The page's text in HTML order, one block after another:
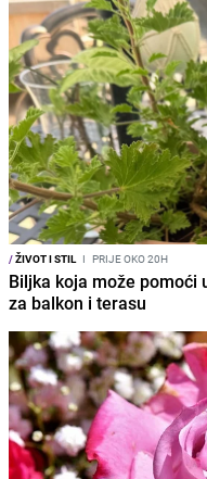
/ŽIVOT I STIL I PRIJE OKO 20H
Biljka koja može pomoći
za balkon i terasu